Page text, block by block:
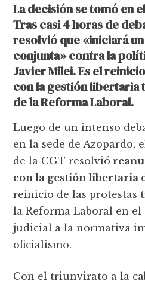
La decisión se tomó en
Tras casi 4 horas de
resolvió que «iniciará
conjunta» contra la
Javier Milei. Es el
con la gestión libertaria
de la Reforma Laboral.
Luego de un intenso
en la sede de Azopardo,
de la CGT resolvió
con la gestión libertaria
reinicio de las protestas
la Reforma Laboral en el
judicial a la normativa
oficialismo.
Con el triunvirato a la